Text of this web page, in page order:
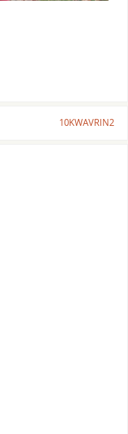
10KWAVRIN2